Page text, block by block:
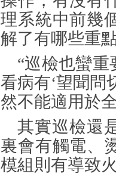
理系統中前幾
解了有哪些重
“巡檢也蠻
看病有‘望聞問
然不能適用於
其實巡檢還
裏會有觸電、
模組則有導致